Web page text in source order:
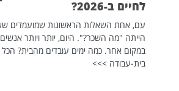
לחיים ב-2026?
עם, אחת השאלות הראשונות שמועמדים
הייתה "מה השכר?". היום, יותר ויותר
במקום אחר. כמה ימים עובדים מהבית? הכל
בית-עבודה >>>